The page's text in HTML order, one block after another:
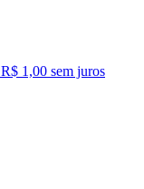
R$ 1,00 sem juros